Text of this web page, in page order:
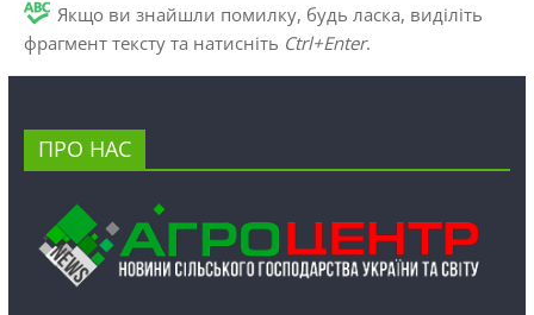
Якщо ви знайшли помилку, будь ласка, виділіть
фрагмент тексту та натисніть Ctrl+Enter.
ПРО НАС